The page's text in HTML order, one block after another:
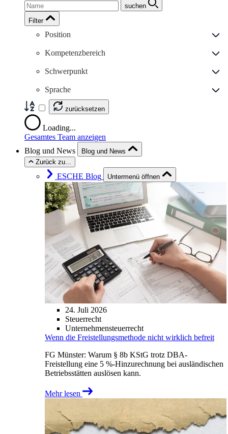
suchen
Filter
Position
Kompetenzbereich
Schwerpunkt
Sprache
zurücksetzen
Loading...
Gesamtes Team anzeigen
Blog und News
Blog und News
Zurück zu...
ESCHE Blog Untermenü öffnen
24. Juli 2026
Steuerrecht
Unternehmensteuerrecht
Wenn die Freistellungsmethode nicht wirklich befreit
FG Münster: Warum § 8b KStG trotz DBA-
Freistellung eine 5 %-Hinzurechnung bei ausländischen
Betriebsstätten auslösen kann.
Mehr lesen